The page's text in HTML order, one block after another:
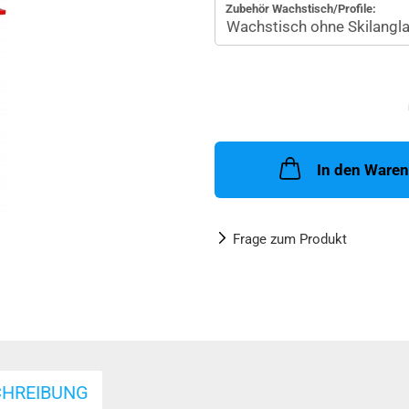
Zubehör Wachstisch/Profile:
In den
Frage zum Produkt